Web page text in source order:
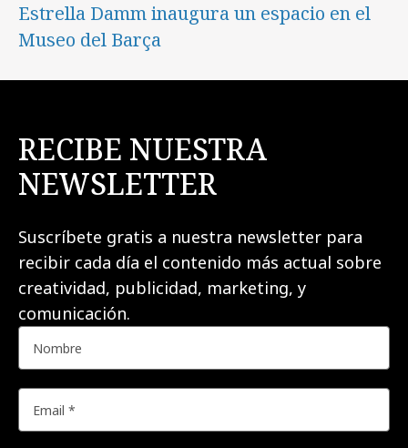
Estrella Damm inaugura un espacio en el
Museo del Barça
RECIBE NUESTRA
NEWSLETTER
Suscríbete gratis a nuestra newsletter para
recibir cada día el contenido más actual sobre
creatividad, publicidad, marketing, y
comunicación.